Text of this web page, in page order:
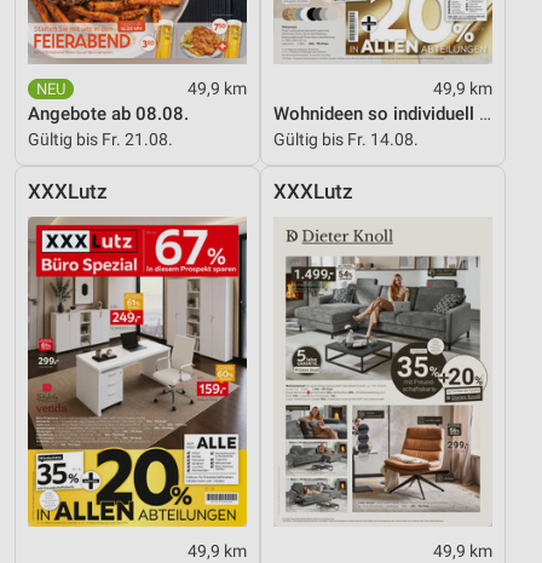
49,9 km
Angebote ab 08.08.
Gültig bis Fr. 21.08.
49,9 km
Wohnideen so individuell wie du!
Gültig bis Fr. 14.08.
XXXLutz
49,9 km
XXXLutz
49,9 km